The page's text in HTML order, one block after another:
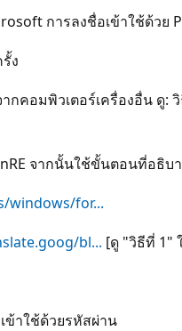
การลงชื่อเข้าใช้ด้วย
ง
กคอมพิวเตอร์เครื่องอื่น ดู:
จากนั้นใช้ขั้นตอนที่อธิบ
windows/for...
bl... [ดู "วิธีที่ 1"
ข้าใช้ด้วยรหัสผ่าน